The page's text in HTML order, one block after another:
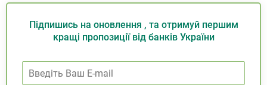
Підпишись на оновлення , та отримуй першим
кращі пропозиції від банків України